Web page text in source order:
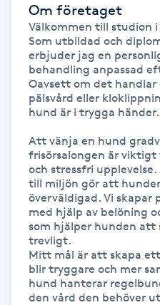
HIFU
Hollywood Peel
Hot Stone Massage
Hudföryngring
Huduppstramning
Hudvård
Hyaluronsyra
Om företaget
Välkommen till studion i
Som utbildad och
erbjuder jag en
behandling anpassad
Oavsett om det
pälsvård eller
hund är i trygga händer.
Att vänja en hund
frisörsalongen är
och stressfri
till miljön gör att
överväldigad. Vi skapar
med hjälp av belöning
som hjälper hunden att
trevligt.
Mitt mål är att skapa
blir tryggare och mer
hund hanterar
den vård den behöver